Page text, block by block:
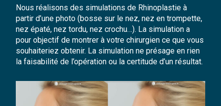
Nous réalisons des simulations de Rhinoplastie à
partir d’une photo (bosse sur le nez, nez en trompette,
nez épaté, nez tordu, nez crochu…). La simulation a
pour objectif de montrer à votre chirurgien ce que vous
souhaiteriez obtenir. La simulation ne présage en rien
la faisabilité de l’opération ou la certitude d’un résultat.